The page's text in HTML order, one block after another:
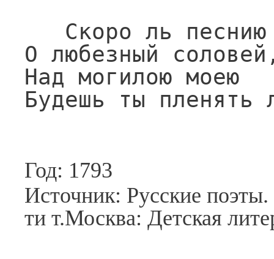
О любезный
Над могилою моею
Будешь ты пленять
Год: 1793
Источник: Русские
ти т.Москва: Детская